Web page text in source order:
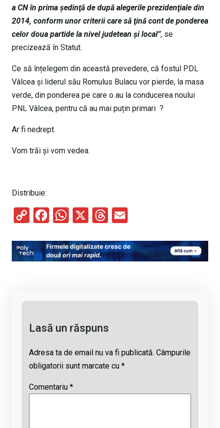
a CN în prima şedinţă de după alegerile prezidenţiale din
2014, conform unor criterii care să ţină cont de ponderea
celor doua partide la nivel judetean şi local”, se
precizează în Statut.
Ce să înțelegem din această prevedere, că fostul PDL
Vâlcea și liderul său Romulus Bulacu vor pierde, la masa
verde, din ponderea pe care o au la conducerea noului
PNL Vâlcea, pentru că au mai puțin primari ?
Ar fi nedrept.
Vom trăi și vom vedea.
Distribuie:
C
py
Li
F
ce
b
W
at
s
X
T
e
a
ail
Lasă un răspuns
Adresa ta de email nu va fi publicată. Câmpurile
obligatorii sunt marcate cu *
Comentariu *